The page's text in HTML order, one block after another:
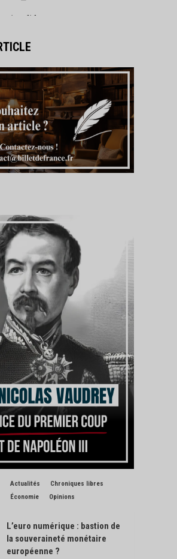
Actualités
Chroniques libres
Économie
Opinions
L’euro numérique : bastion de
la souveraineté monétaire
européenne ?